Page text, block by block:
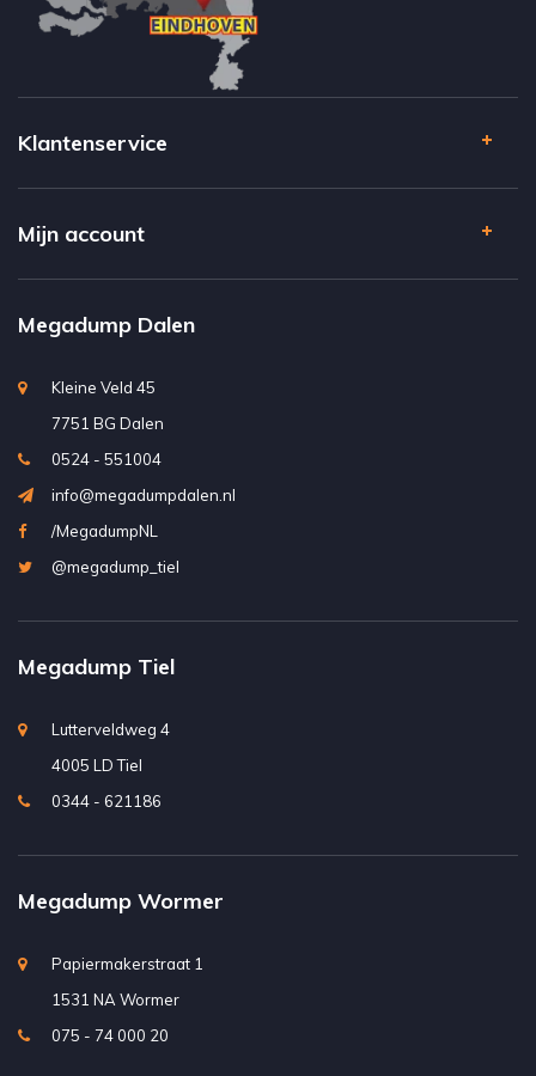
Klantenservice
Mijn account
Megadump Dalen
Kleine Veld 45
7751 BG Dalen
0524 - 551004
info@megadumpdalen.nl
/MegadumpNL
@megadump_tiel
Megadump Tiel
Lutterveldweg 4
4005 LD Tiel
0344 - 621186
Megadump Wormer
Papiermakerstraat 1
1531 NA Wormer
075 - 74 000 20